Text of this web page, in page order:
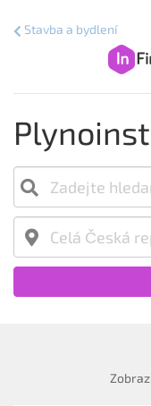
Stavba a bydlení